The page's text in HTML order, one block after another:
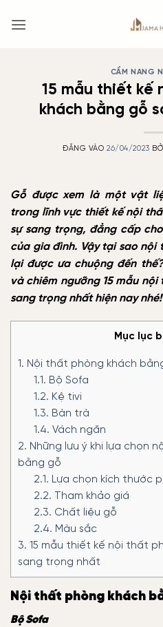
qua
CẨM NANG
15 mẫu thiết kế
khách bằng gỗ
ĐĂNG VÀO26/04/2023
Gỗ được xem là một vật
trong lĩnh vực thiết kế nội
sự sang trọng, đẳng cấp
của gia đình. Vậy tại sao
lại được ưa chuộng đến
và chiêm ngưỡng 15 mẫu
sang trọng nhất hiện nay nhé!
Mục lục
1. Nội thất phòng khách
1.1. Bộ Sofa
1.2. Kệ tivi
1.3. Bàn trà
1.4. Vách ngăn
2. Những lưu ý khi lựa chọn
bằng gỗ
2.1. Lựa chọn kích thước
2.2. Tham khảo giá
2.3. Chất liệu gỗ
2.4. Màu sắc
3. 15 mẫu thiết kế nội thất
sang trọng nhất
Nội thất phòng khách
Bộ Sofa